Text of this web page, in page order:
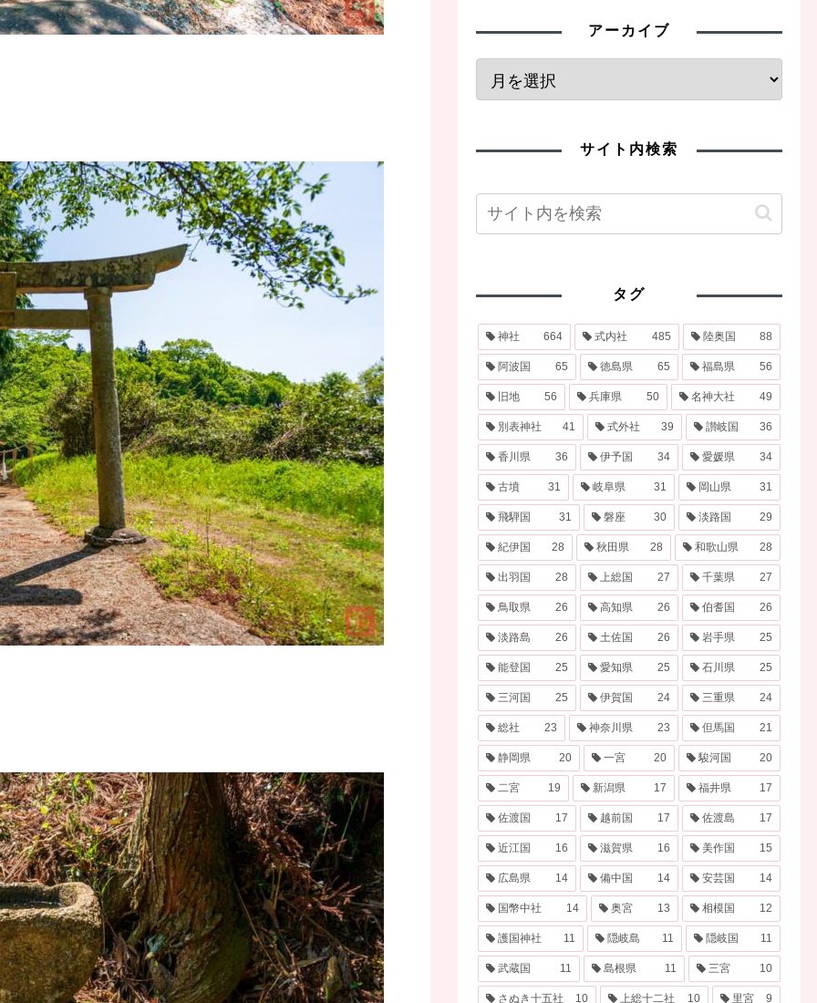
アーカイブ
サイト内検索
タグ
神社 664 式内社 485 陸奥国 88
阿波国 65 徳島県 65 福島県 56
旧地 56 兵庫県 50 名神大社 49
別表神社 41 式外社 39 讃岐国 36
香川県 36 伊予国 34 愛媛県 34
古墳 31 岐阜県 31 岡山県 31
飛騨国 31 磐座 30 淡路国 29
紀伊国 28 秋田県 28 和歌山県 28
出羽国 28 上総国 27 千葉県 27
鳥取県 26 高知県 26 伯耆国 26
淡路島 26 土佐国 26 岩手県 25
能登国 25 愛知県 25 石川県 25
三河国 25 伊賀国 24 三重県 24
総社 23 神奈川県 23 但馬国 21
静岡県 20 一宮 20 駿河国 20
二宮 19 新潟県 17 福井県 17
佐渡国 17 越前国 17 佐渡島 17
近江国 16 滋賀県 16 美作国 15
広島県 14 備中国 14 安芸国 14
国幣中社 14 奥宮 13 相模国 12
護国神社 11 隠岐島 11 隠岐国 11
武蔵国 11 島根県 11 三宮 10
さぬき十五社 10 上総十二社 10 里宮 9